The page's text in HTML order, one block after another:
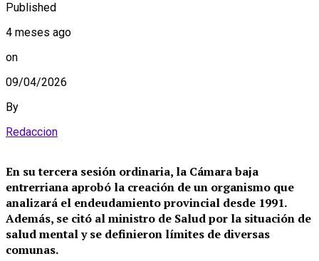
Published
4 meses ago
on
09/04/2026
By
Redaccion
En su tercera sesión ordinaria, la Cámara baja
entrerriana aprobó la creación de un organismo que
analizará el endeudamiento provincial desde 1991.
Además, se citó al ministro de Salud por la situación de
salud mental y se definieron límites de diversas
comunas.